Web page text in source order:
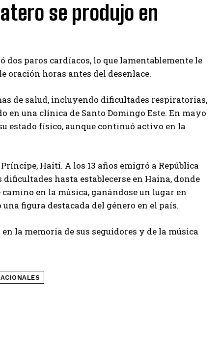
se produjo en
paros cardíacos, lo que lamentablemente le
oración horas antes del desenlace.
de salud, incluyendo dificultades respiratorias,
una clínica de Santo Domingo Este. En mayo
estado físico, aunque continuó activo en la
Haití. A los 13 años emigró a República
hasta establecerse en Haina, donde
en la música, ganándose un lugar en
figura destacada del género en el país.
la memoria de sus seguidores y de la música